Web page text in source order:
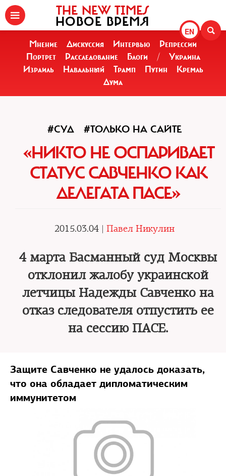
EN
THE NEW TIMES
НОВОЕ ВРЕМЯ
Мнение Дискуссия Интервью
Репрессии
Портрет
Расследование Блоги /
Украина
Израиль
Навальный Трамп Путин
Кремль
Дума
#СУД #ТОЛЬКО НА САЙТЕ
«НИКТО НЕ ОСПАРИВАЕТ
СТАТУС САВЧЕНКО КАК
ДЕЛЕГАТА ПАСЕ»
2015.03.04 | Павел Никулин
4 марта Басманный суд Москвы
отклонил жалобу украинской
летчицы Надежды Савченко на
отказ следователя отпустить ее
на сессию ПАСЕ.
Защите Савченко не удалось доказать,
что она обладает дипломатическим
иммунитетом